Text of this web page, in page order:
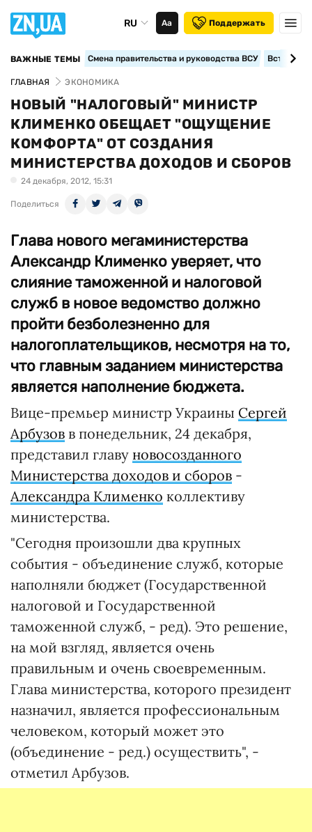
RU Аа Поддержать
ВАЖНЫЕ ТЕМЫ Смена правительства и руководства ВСУ
ГЛАВНАЯ ЭКОНОМИКА
НОВЫЙ "НАЛОГОВЫЙ" МИНИСТР
КЛИМЕНКО ОБЕЩАЕТ "ОЩУЩЕНИЕ
КОМФОРТА" ОТ СОЗДАНИЯ
МИНИСТЕРСТВА ДОХОДОВ И СБОРОВ
24 декабря, 2012, 15:31
Поделиться
Глава нового мегаминистерства
Александр Клименко уверяет, что
слияние таможенной и налоговой
служб в новое ведомство должно
пройти безболезненно для
налогоплательщиков, несмотря на то,
что главным заданием министерства
является наполнение бюджета.
Вице-премьер министр Украины Сергей
Арбузов в понедельник, 24 декабря,
представил главу новосозданного
Министерства доходов и сборов -
Александра Клименко коллективу
министерства.
"Сегодня произошли два крупных
события - объединение служб, которые
наполняли бюджет (Государственной
налоговой и Государственной
таможенной служб, - ред). Это решение,
на мой взгляд, является очень
правильным и очень своевременным.
Глава министерства, которого президент
назначил, является профессиональным
человеком, который может это
(объединение - ред.) осуществить", -
отметил Арбузов.